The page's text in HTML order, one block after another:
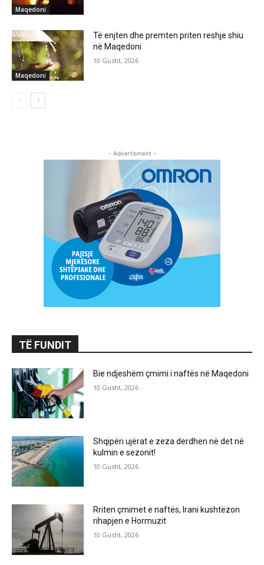
Maqedoni
Maqedoni
Të enjten dhe premten priten reshje shiu
në Maqedoni
10 Gusht, 2026
- Advertisment -
TË FUNDIT
Bie ndjeshëm çmimi i naftës në Maqedoni
10 Gusht, 2026
Shqipëri ujërat e zeza derdhen në det në
kulmin e sezonit!
10 Gusht, 2026
Rriten çmimet e naftës, Irani kushtëzon
rihapjen e Hormuzit
10 Gusht, 2026